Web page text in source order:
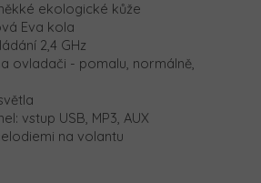
ekologické kůže
Eva kola
2,4 GHz
ovladači - pomalu, normálně,
vstup USB, MP3, AUX
na volantu